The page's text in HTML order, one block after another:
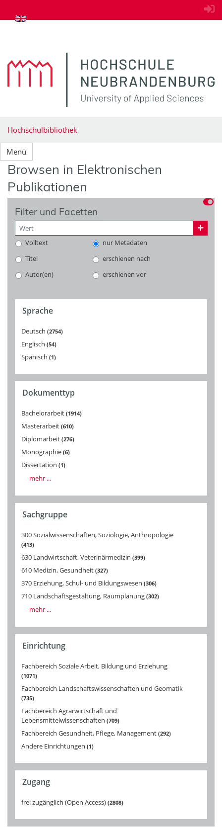
zum Inhalt springen
Hochschulbibliothek
Menü
Browsen in Elektronischen
Publikationen
Filter und Facetten
Volltext
nur Metadaten
Titel
erschienen nach
Autor(en)
erschienen vor
Sprache
Deutsch 2754
Englisch 54
Spanisch 1
Dokumenttyp
Bachelorarbeit 1914
Masterarbeit 610
Diplomarbeit 276
Monographie 6
Dissertation 1
mehr ...
Sachgruppe
300 Sozialwissenschaften, Soziologie, Anthropologie
413
630 Landwirtschaft, Veterinärmedizin 399
610 Medizin, Gesundheit 327
370 Erziehung, Schul- und Bildungswesen 306
710 Landschaftsgestaltung, Raumplanung 302
mehr ...
Einrichtung
Fachbereich Soziale Arbeit, Bildung und Erziehung
1071
Fachbereich Landschaftswissenschaften und Geomatik
735
Fachbereich Agrarwirtschaft und
Lebensmittelwissenschaften 709
Fachbereich Gesundheit, Pflege, Management 292
Andere Einrichtungen 1
Zugang
frei zugänglich (Open Access) 2808